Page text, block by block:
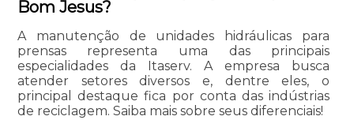
Bom Jesus?
A manutenção de unidades hidráulicas para
prensas representa uma das principais
especialidades da Itaserv. A empresa busca
atender setores diversos e, dentre eles, o
principal destaque fica por conta das indústrias
de reciclagem. Saiba mais sobre seus diferenciais!